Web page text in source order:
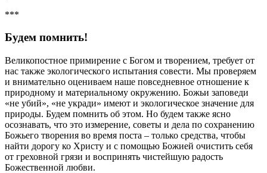
***
Будем помнить!
Великопостное примирение с Богом и творением, требует от
нас также экологического испытания совести. Мы проверяем
и внимательно оцениваем наше повседневное отношение к
природному и материальному окружению. Божьи заповеди
«не убий», «не укради» имеют и экологическое значение для
природы. Будем помнить об этом. Но будем также ясно
осознавать, что это измерение, советы и дела по сохранению
Божьего творения во время поста – только средства, чтобы
найти дорогу ко Христу и с помощью Божией очистить себя
от греховной грязи и воспринять чистейшую радость
Божественной любви.